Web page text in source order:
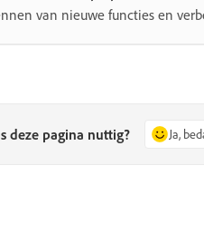
van nieuwe functies en
deze pagina nuttig? Ja,